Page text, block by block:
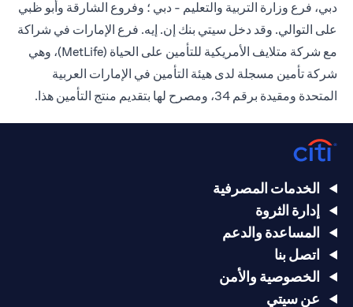
دبي، فرع وزارة التربية والتعليم - دبي ؛ وفروع الشارقة وأبو ظبي
على التوالي. وقد دخل سيتي بنك إن. إيه. فرع الإمارات في شراكة
مع شركة متلايف الأمريكية للتأمين على الحياة (MetLife)، وهي
شركة تأمين مسجلة لدى هيئة التأمين في الإمارات العربية
المتحدة ومقيدة برقم 34، ومصرح لها بتقديم منتج التأمين هذا.
الخدمات المصرفية
إدارة الثروة
المساعدة والدعم
اتصل بنا
الخصوصية والأمن
عن سيتي